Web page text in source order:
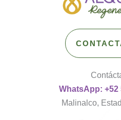
WhatsApp: +52
Malinalco,